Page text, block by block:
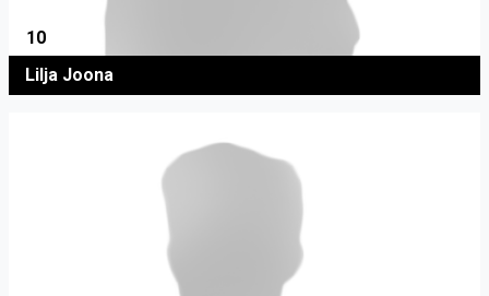
10
Lilja Joona